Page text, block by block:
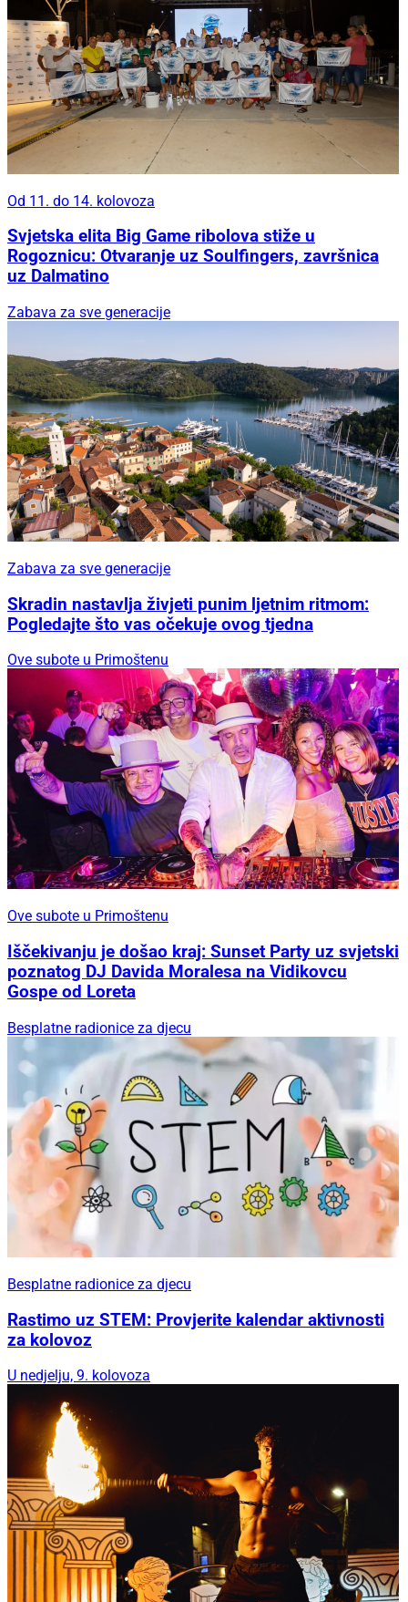
Od 11. do 14. kolovoza
Svjetska elita Big Game ribolova stiže u
Rogoznicu: Otvaranje uz Soulfingers, završnica
uz Dalmatino
Zabava za sve generacije
Zabava za sve generacije
Skradin nastavlja živjeti punim ljetnim ritmom:
Pogledajte što vas očekuje ovog tjedna
Ove subote u Primoštenu
Ove subote u Primoštenu
Iščekivanju je došao kraj: Sunset Party uz svjetski
poznatog DJ Davida Moralesa na Vidikovcu
Gospe od Loreta
Besplatne radionice za djecu
Besplatne radionice za djecu
Rastimo uz STEM: Provjerite kalendar aktivnosti
za kolovoz
U nedjelju, 9. kolovoza